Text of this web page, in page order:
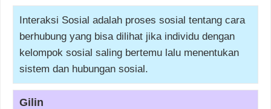
Interaksi Sosial adalah proses sosial tentang cara
berhubung yang bisa dilihat jika individu dengan
kelompok sosial saling bertemu lalu menentukan
sistem dan hubungan sosial.
Gilin